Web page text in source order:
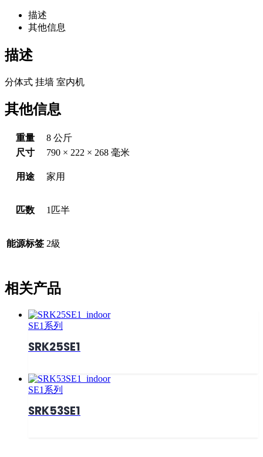
描述
其他信息
描述
分体式 挂墙 室内机
其他信息
重量
8 公斤
尺寸
790 × 222 × 268 毫米
用途 家用
匹数 1匹半
能源标签 2級
相关产品
SE1系列
SRK25SE1
SE1系列
SRK53SE1